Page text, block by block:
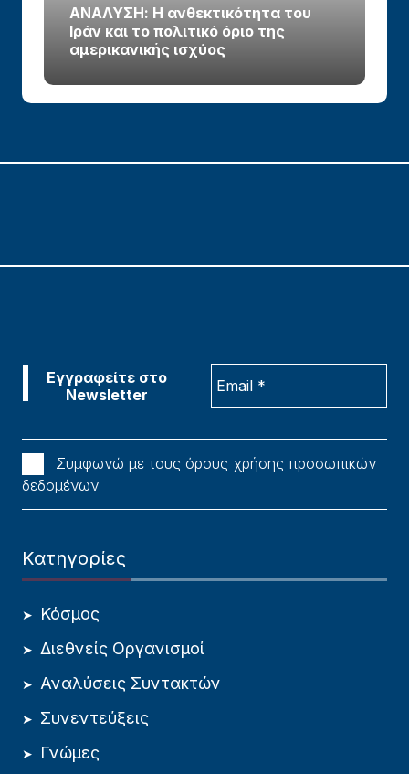
ΑΝΑΛΥΣΗ: Η ανθεκτικότητα του
Ιράν και το πολιτικό όριο της
αμερικανικής ισχύος
Συμφωνώ με τους όρους χρήσης προσωπικών
δεδομένων
Κατηγορίες
Κόσμος
Διεθνείς Οργανισμοί
Αναλύσεις Συντακτών
Συνεντεύξεις
Γνώμες